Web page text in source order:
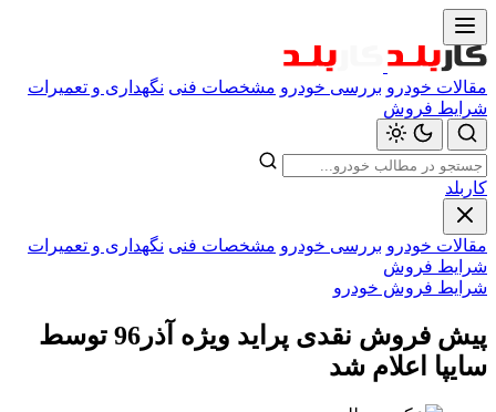
مقالات خودرو بررسی خودرو مشخصات فنی نگهداری و تعمیرات
شرایط فروش
کاربلد
مقالات خودرو بررسی خودرو مشخصات فنی نگهداری و تعمیرات
شرایط فروش
شرایط فروش خودرو
پیش فروش نقدی پراید ویژه آذر96 توسط
سایپا اعلام شد